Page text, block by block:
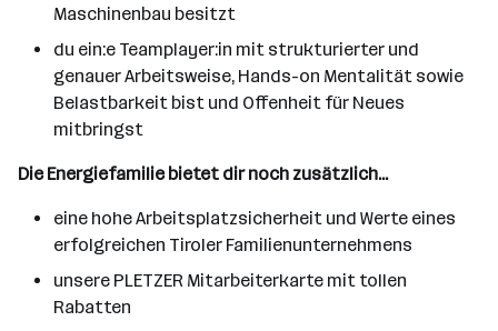
Maschinenbau besitzt
du ein:e Teamplayer:in mit strukturierter und
genauer Arbeitsweise, Hands-on Mentalität sowie
Belastbarkeit bist und Offenheit für Neues
mitbringst
Die Energiefamilie bietet dir noch zusätzlich...
eine hohe Arbeitsplatzsicherheit und Werte eines
erfolgreichen Tiroler Familienunternehmens
unsere PLETZER Mitarbeiterkarte mit tollen
Rabatten